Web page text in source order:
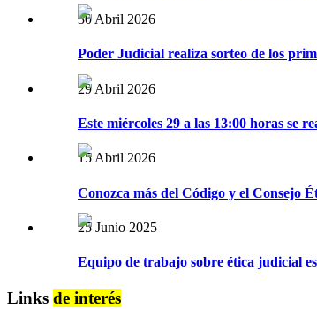
30 Abril 2026
Poder Judicial realiza sorteo de los
29 Abril 2026
Este miércoles 29 a las 13:00 horas se
15 Abril 2026
Conozca más del Código y el Consejo
25 Junio 2025
Equipo de trabajo sobre ética judicial
Links de interés